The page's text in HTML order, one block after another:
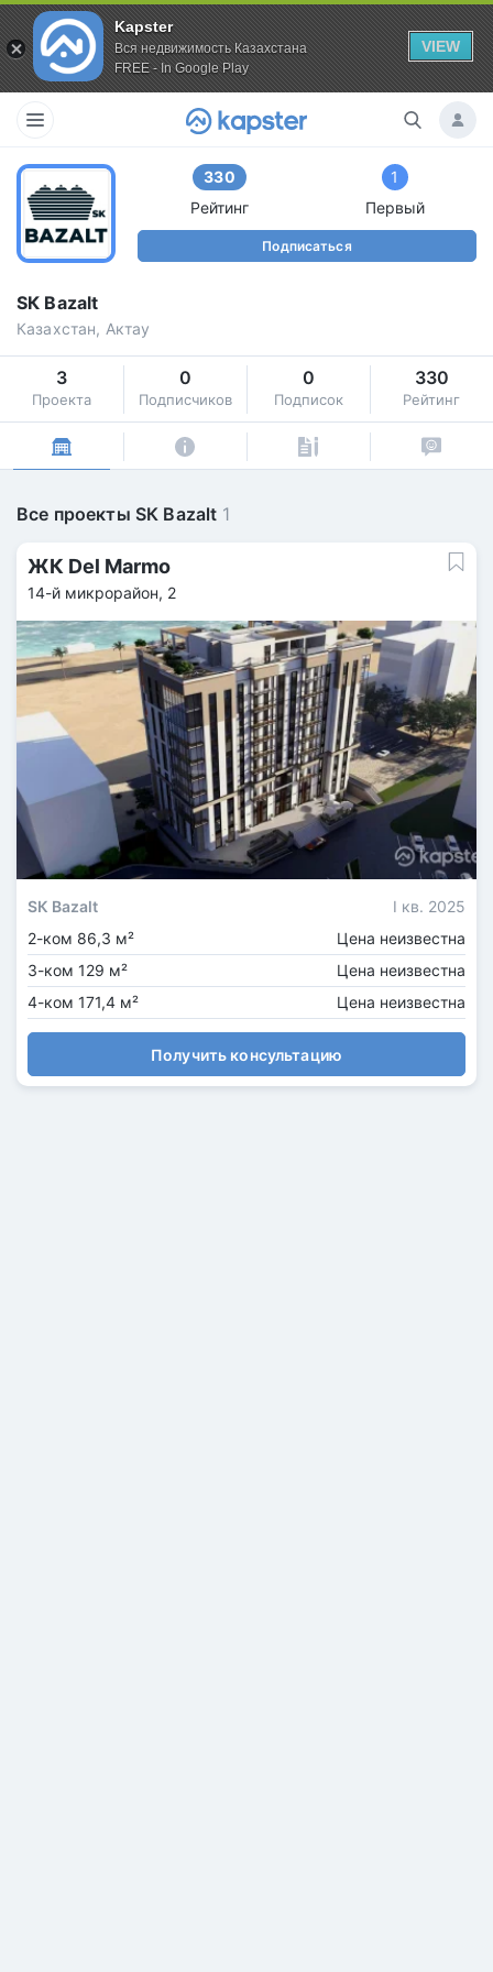
Kapster
Вся недвижимость Казахстана
FREE - In Google Play
VIEW
330
Рейтинг
1
Первый
Подписаться
SК Bazalt
Казахстан, Актау
3
Проекта
0
Подписчиков
0
Подписок
330
Рейтинг
Все проекты SК Bazalt 1
ЖК Del Marmo
14-й микрорайон, 2
SК Bazalt
I кв. 2025
2-ком 86,3 м²
Цена неизвестна
3-ком 129 м²
Цена неизвестна
4-ком 171,4 м²
Цена неизвестна
Получить консультацию